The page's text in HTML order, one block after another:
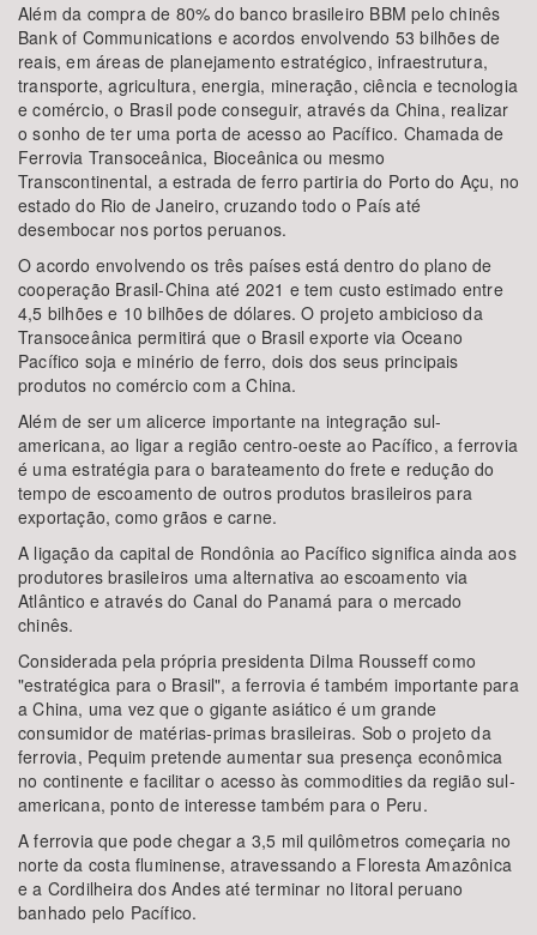
Área Protegida
BUSCAR
Além da compra de 80% do banco brasileiro BBM pelo chinês
Bank of Communications e acordos envolvendo 53 bilhões de
reais, em áreas de planejamento estratégico, infraestrutura,
transporte, agricultura, energia, mineração, ciência e tecnologia
e comércio, o Brasil pode conseguir, através da China, realizar
o sonho de ter uma porta de acesso ao Pacífico. Chamada de
Ferrovia Transoceânica, Bioceânica ou mesmo
Transcontinental, a estrada de ferro partiria do Porto do Açu, no
estado do Rio de Janeiro, cruzando todo o País até
desembocar nos portos peruanos.
O acordo envolvendo os três países está dentro do plano de
cooperação Brasil-China até 2021 e tem custo estimado entre
4,5 bilhões e 10 bilhões de dólares. O projeto ambicioso da
Transoceânica permitirá que o Brasil exporte via Oceano
Pacífico soja e minério de ferro, dois dos seus principais
produtos no comércio com a China.
Além de ser um alicerce importante na integração sul-
americana, ao ligar a região centro-oeste ao Pacífico, a ferrovia
é uma estratégia para o barateamento do frete e redução do
tempo de escoamento de outros produtos brasileiros para
exportação, como grãos e carne.
A ligação da capital de Rondônia ao Pacífico significa ainda aos
produtores brasileiros uma alternativa ao escoamento via
Atlântico e através do Canal do Panamá para o mercado
chinês.
Considerada pela própria presidenta Dilma Rousseff como
"estratégica para o Brasil", a ferrovia é também importante para
a China, uma vez que o gigante asiático é um grande
consumidor de matérias-primas brasileiras. Sob o projeto da
ferrovia, Pequim pretende aumentar sua presença econômica
no continente e facilitar o acesso às commodities da região sul-
americana, ponto de interesse também para o Peru.
A ferrovia que pode chegar a 3,5 mil quilômetros começaria no
norte da costa fluminense, atravessando a Floresta Amazônica
e a Cordilheira dos Andes até terminar no litoral peruano
banhado pelo Pacífico.